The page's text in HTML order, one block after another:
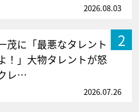
2026.08.03
2
茂に「最悪なタレント
！」大物タレントが怒
レ…
2026.07.26